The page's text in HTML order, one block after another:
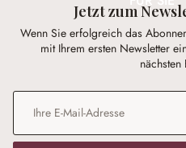
Jetzt zum
Wenn Sie erfolgreich das
mit Ihrem ersten Newsletter
nächsten
E-Mail-Adresse